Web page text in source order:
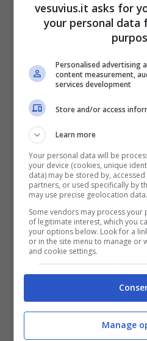
l’europarlamentare
mercoledì presente alle
Parlamento Europeo a
approvare ilquadro
pietanze tipiche
Garantite
All’inaugurazione dello
erano presenti anche i
che hanno
di preservare la
nuova iniziativa,
dell’associazione
commissario regionale
, serve a
recente distributore
installato a Sorrento,
sconcio autorizzato dalla
vesuvius.it asks for
your personal data
Personalised advertising
content measurement,
services development
Store and/or access
Learn more
Your personal data will be
your device (cookies, unique
data) may be stored by,
partners, or used specifically by
may use precise geolocation data.
Some vendors may process
of legitimate interest, which you
your options below. Look for a
or in the site menu to manage or
and cookie settings.
Manage